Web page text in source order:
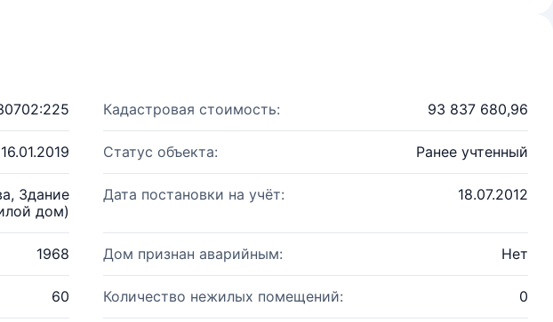
Кадастровая стоимость: 93 837 680,96
16.01.2019 Статус объекта: Ранее учтенный
Здание
дом)
Дата постановки на учёт: 18.07.2012
1968 Дом признан аварийным: Нет
60 Количество нежилых помещений: 0